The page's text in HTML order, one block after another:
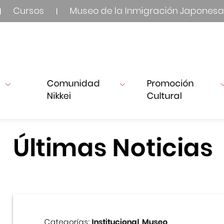
Cursos Museo de la Inmigración Japonesa
Comunidad
Nikkei
Promoción
Cultural
Últimas Noticias